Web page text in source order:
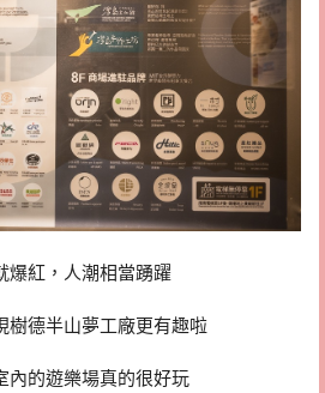
爆紅，人潮相當踴躍
樹德半山夢工廠更有趣啦
內的遊樂場真的很好玩